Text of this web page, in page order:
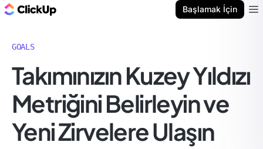
Başlamak İçin
GOALS
Takımınızın Kuzey Yıldızı
Metriğini Belirleyin ve
Yeni Zirvelere Ulaşın